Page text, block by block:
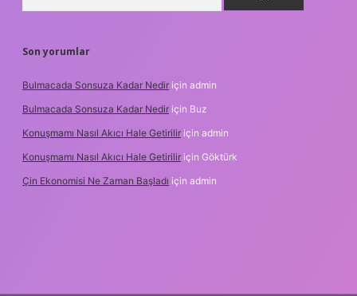
Son yorumlar
Bulmacada Sonsuza Kadar Nedir için admin
Bulmacada Sonsuza Kadar Nedir için Buz
Konuşmamı Nasıl Akıcı Hale Getirilir için admin
Konuşmamı Nasıl Akıcı Hale Getirilir için Göktürk
Çin Ekonomisi Ne Zaman Başladı için admin